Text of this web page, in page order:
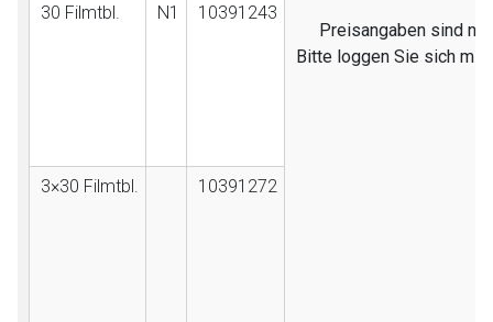
30 Filmtbl. N1
10391243
Preisangaben sind
Bitte loggen Sie sich mit
3×30 Filmtbl. 10391272